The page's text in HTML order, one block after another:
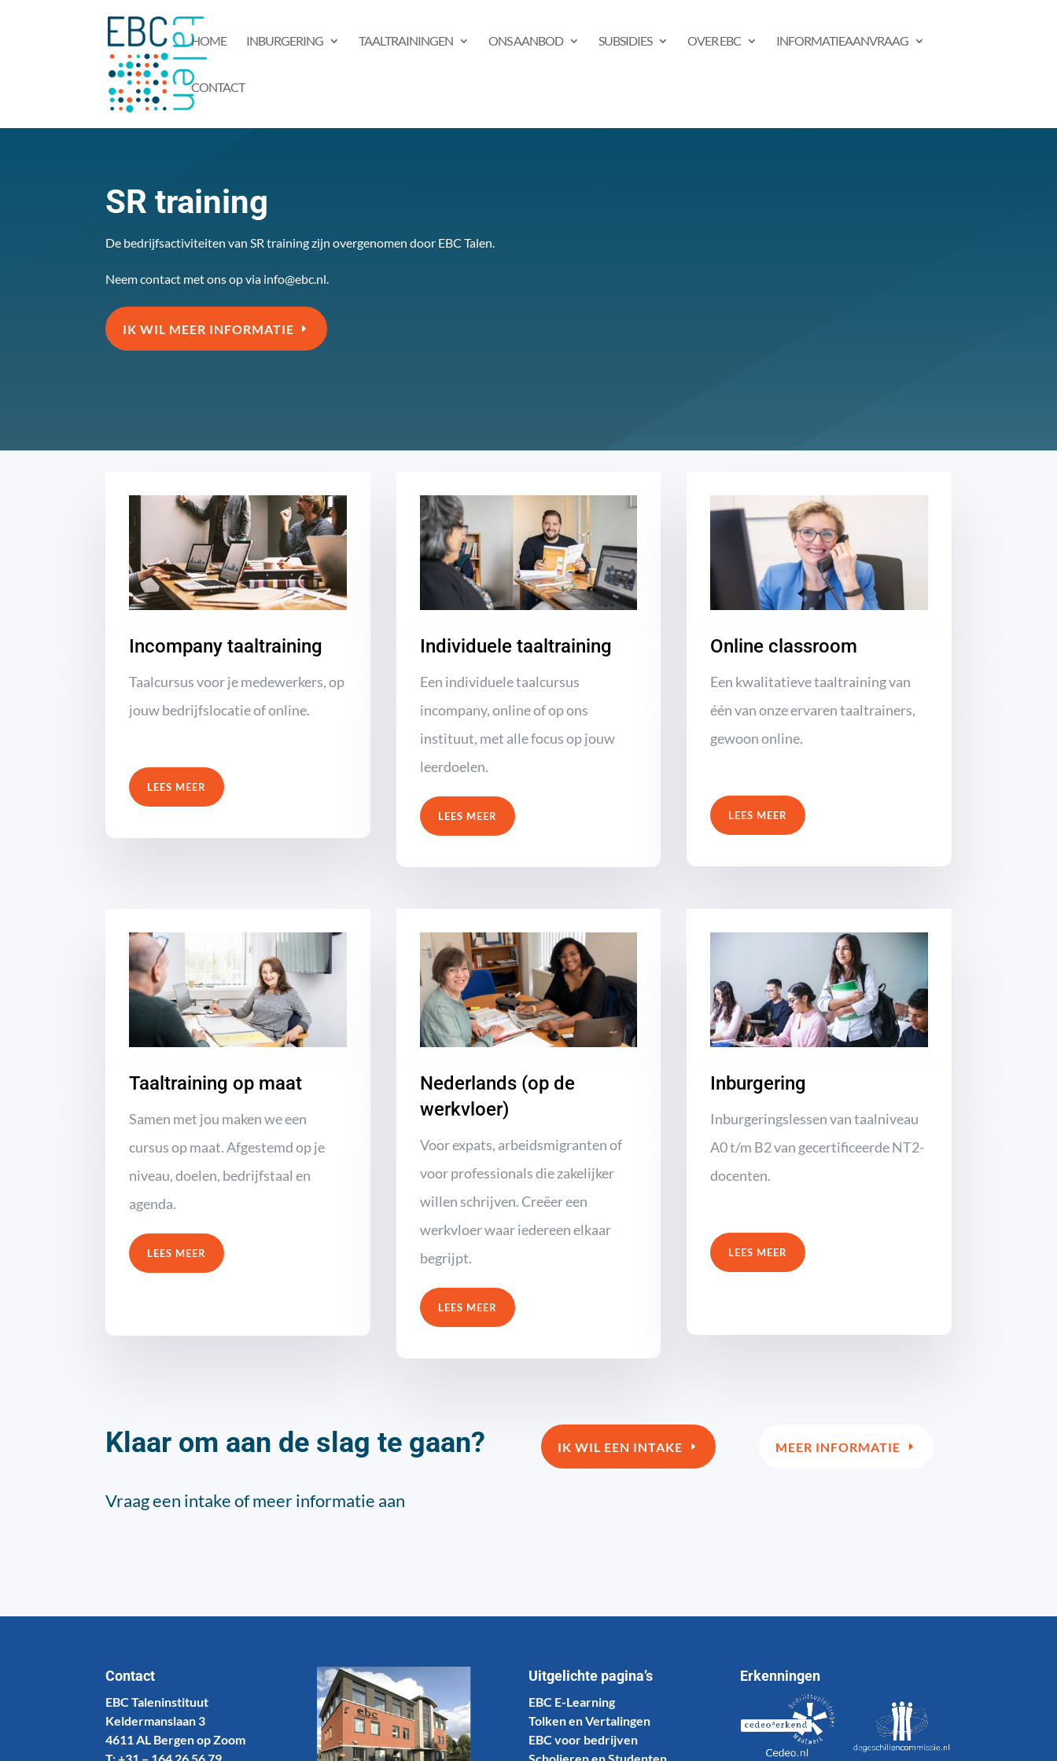
HOME INBURGERING TAALTRAININGEN ONS AANBOD SUBSIDIES OVER EBC INFORMATIEAANVRAAG
CONTACT
SR training
De bedrijfsactiviteiten van SR training zijn overgenomen door EBC Talen.
Neem contact met ons op via info@ebc.nl.
IK WIL MEER INFORMATIE
Incompany taaltraining
Taalcursus voor je medewerkers, op
jouw bedrijfslocatie of online.
LEES MEER
Individuele taaltraining
Een individuele taalcursus
incompany, online of op ons
instituut, met alle focus op jouw
leerdoelen.
LEES MEER
Online classroom
Een kwalitatieve taaltraining van
één van onze ervaren taaltrainers,
gewoon online.
LEES MEER
Taaltraining op maat
Samen met jou maken we een
cursus op maat. Afgestemd op je
niveau, doelen, bedrijfstaal en
agenda.
LEES MEER
Nederlands (op de
werkvloer)
Voor expats, arbeidsmigranten of
voor professionals die zakelijker
willen schrijven. Creëer een
werkvloer waar iedereen elkaar
begrijpt.
LEES MEER
Inburgering
Inburgeringslessen van taalniveau
A0 t/m B2 van gecertificeerde NT2-
docenten.
LEES MEER
Klaar om aan de slag te gaan?
Vraag een intake of meer informatie aan
IK WIL EEN INTAKE MEER INFORMATIE
Contact
EBC Taleninstituut
Keldermanslaan 3
4611 AL Bergen op Zoom
Uitgelichte pagina’s
EBC E-Learning
Tolken en Vertalingen
EBC voor bedrijven
Erkenningen